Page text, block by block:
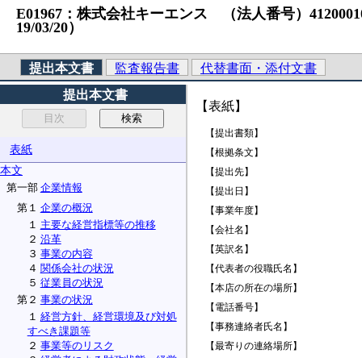
E01967：株式会社キーエンス （法人番号）
19/03/20）
提出本文書 監査報告書
代替書面・添付文書
提出本文書